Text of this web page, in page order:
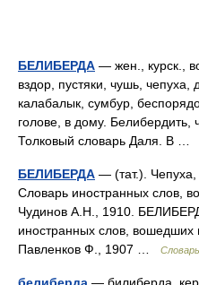
БЕЛИБЕРДА — жен., курск.,
вздор, пустяки, чушь,
калабалык, сумбур,
голове, в дому. Белибердить,
Толковый словарь Даля. В …
БЕЛИБЕРДА — (тат.). Чепуха,
Словарь иностранных слов,
Чудинов А.Н., 1910.
иностранных слов, вошедших
Павленков Ф., 1907 …